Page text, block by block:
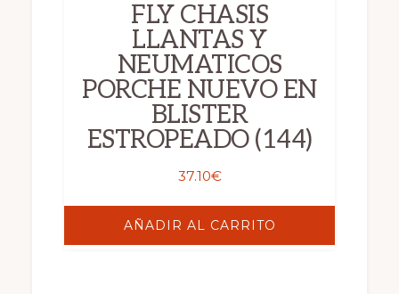
FLY CHASIS
LLANTAS Y
NEUMATICOS
PORCHE NUEVO EN
BLISTER
ESTROPEADO (144)
37.10€
AÑADIR AL CARRITO